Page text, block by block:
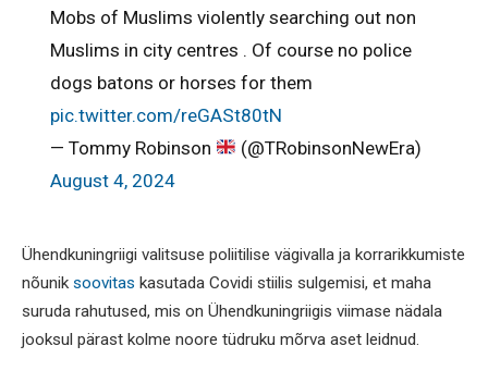
Mobs of Muslims violently searching out non
Muslims in city centres . Of course no police
dogs batons or horses for them
pic.twitter.com/reGASt80tN
— Tommy Robinson
(@TRobinsonNewEra)
August 4, 2024
Ühendkuningriigi valitsuse poliitilise vägivalla ja korrarikkumiste
nõuniksoovitas kasutada Covidi stiilis sulgemisi, et maha
suruda rahutused, mis on Ühendkuningriigis viimase nädala
jooksul pärast kolme noore tüdruku mõrva aset leidnud.